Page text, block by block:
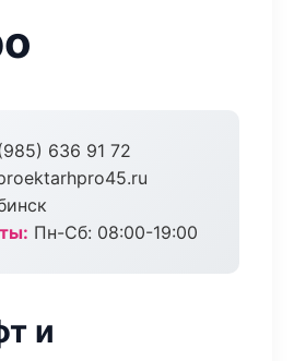
636 91 72
Пн-Сб: 08:00-19:00
и